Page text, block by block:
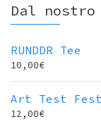
Dal nostro
RUNDDR Tee
10,00€
Art Test
12,00€